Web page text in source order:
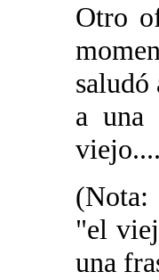
Otro
saludó
a una
(Nota:
"el
una